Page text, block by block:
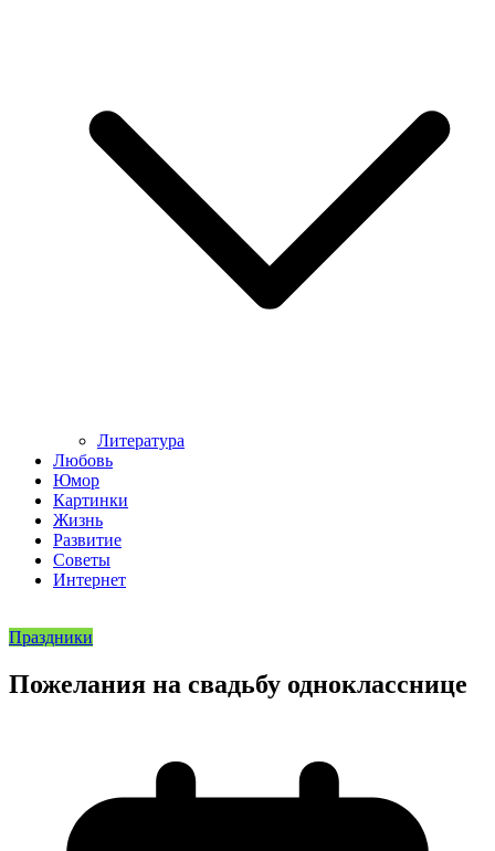
Литература
Любовь
Юмор
Картинки
Жизнь
Развитие
Советы
Интернет
Праздники
Пожелания на свадьбу однокласснице